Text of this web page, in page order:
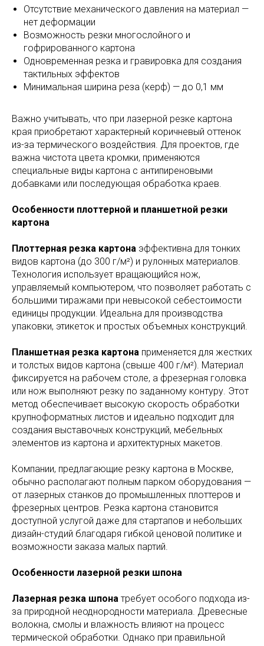
Отсутствие механического давления на материал —
нет деформации
Возможность резки многослойного и
гофрированного картона
Одновременная резка и гравировка для создания
тактильных эффектов
Минимальная ширина реза (керф) — до 0,1 мм
Важно учитывать, что при лазерной резке картона
края приобретают характерный коричневый оттенок
из-за термического воздействия. Для проектов, где
важна чистота цвета кромки, применяются
специальные виды картона с антипиреновыми
добавками или последующая обработка краев.
Особенности плоттерной и планшетной резки
картона
Плоттерная резка картона эффективна для тонких
видов картона (до 300 г/м²) и рулонных материалов.
Технология использует вращающийся нож,
управляемый компьютером, что позволяет работать с
большими тиражами при невысокой себестоимости
единицы продукции. Идеальна для производства
упаковки, этикеток и простых объемных конструкций.
Планшетная резка картона применяется для жестких
и толстых видов картона (свыше 400 г/м²). Материал
фиксируется на рабочем столе, а фрезерная головка
или нож выполняют резку по заданному контуру. Этот
метод обеспечивает высокую скорость обработки
крупноформатных листов и идеально подходит для
создания выставочных конструкций, мебельных
элементов из картона и архитектурных макетов.
Компании, предлагающие резку картона в Москве,
обычно располагают полным парком оборудования —
от лазерных станков до промышленных плоттеров и
фрезерных центров. Резка картона становится
доступной услугой даже для стартапов и небольших
дизайн-студий благодаря гибкой ценовой политике и
возможности заказа малых партий.
Особенности лазерной резки шпона
Лазерная резка шпона требует особого подхода из-
за природной неоднородности материала. Древесные
волокна, смолы и влажность влияют на процесс
термической обработки. Однако при правильной